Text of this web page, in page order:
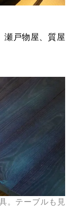
瀬戸物屋、質屋
。テーブルも見